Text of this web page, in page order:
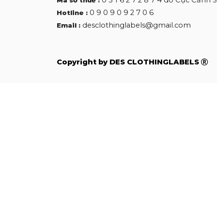
Hotline : 0 9 0 9 0 9 2 7 0 6
Email : desclothinglabels@gmail.com
Copyright by DES CLOTHINGLABELS